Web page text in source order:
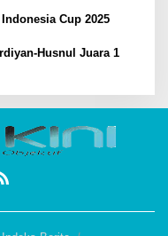
Cup 2025
Husnul Juara 1